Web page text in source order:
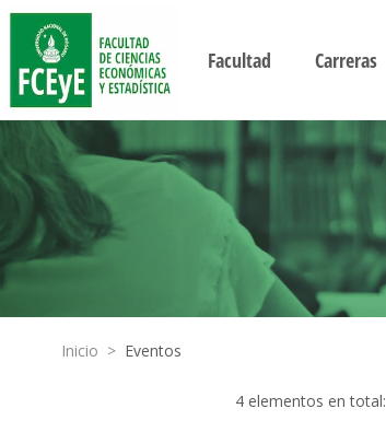
Facultad Carreras
Inicio > Eventos
4 elementos en total: